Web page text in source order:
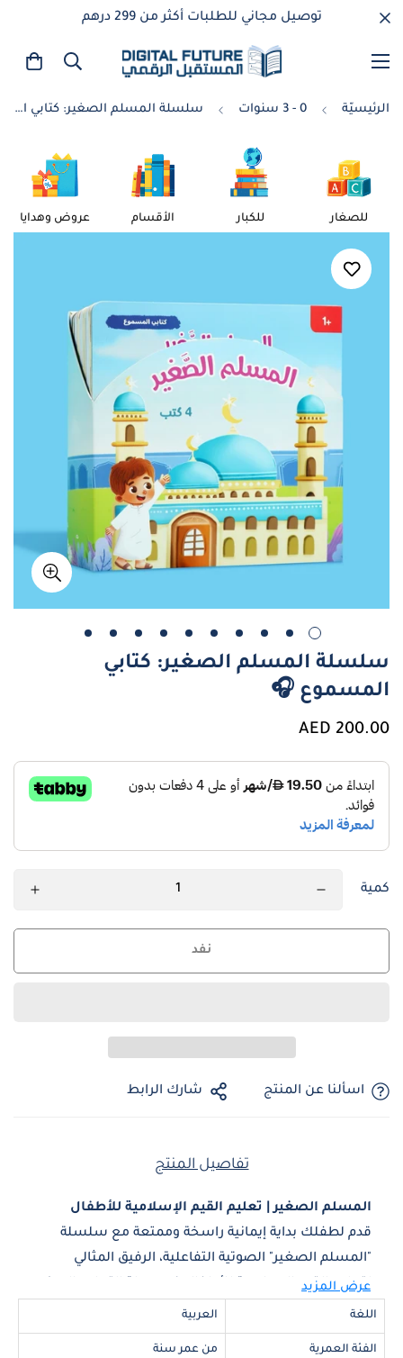
توصيل مجاني للطلبات أكثر من 299 درهم
الرئيسيّة 0 - 3 سنوات سلسلة المسلم الصغير: كتابي المسموع 🎧
للصغار للكبار الأقسام عروض وهدايا
سلسلة المسلم الصغير: كتابي
المسموع 🎧
سعر
200.00 AED
كمية
نفد
اسألنا عن المنتج شارك الرابط
تفاصيل المنتج
المسلم الصغير | تعليم القيم الإسلامية للأطفال
قدم لطفلك بداية إيمانية راسخة وممتعة مع سلسلة
"المسلم الصغير" الصوتية التفاعلية، الرفيق المثالي
لتعليم القيم الإسلامية للأطفال في مرحلة التعليم المبكر.
تهدف هذه السلسلة إلى غرس المبادئ الإسلامية
الأساسية في نفوس الأطفال من خلال قصص صوتية
عرض المزيد
اللغة العربية
الفئة العمرية من عمر سنة